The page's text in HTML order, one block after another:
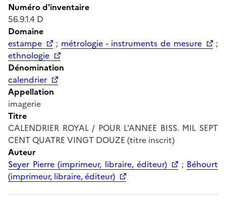
Numéro d'inventaire
56.9.1.4 D
Domaine
estampe
; métrologie - instruments de mesure
;
ethnologie
Dénomination
calendrier
Appellation
imagerie
Titre
CALENDRIER ROYAL / POUR L'ANNEE BISS. MIL SEPT
CENT QUATRE VINGT DOUZE (titre inscrit)
Auteur
Seyer Pierre (imprimeur, libraire, éditeur)
; Béhourt
(imprimeur, libraire, éditeur)